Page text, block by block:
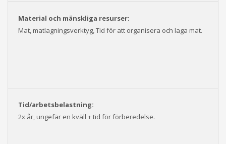
Material och mänskliga resurser:
Mat, matlagningsverktyg, Tid för att organisera och laga mat.
Tid/arbetsbelastning:
2x år, ungefär en kväll + tid för förberedelse.